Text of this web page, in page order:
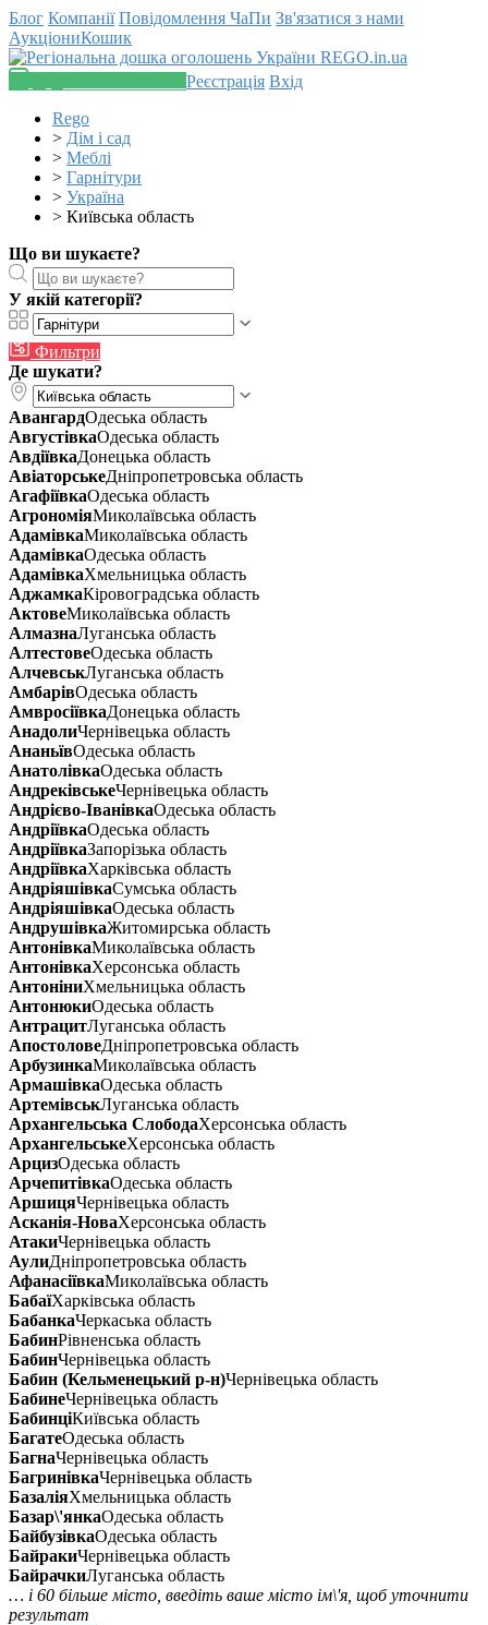
Блог Компанії Повідомлення ЧаПи Зв'язатися з нами
АукціониКошик
Реєстрація Вхід
Rego
> Дім і сад
> Меблі
> Гарнітури
> Україна
> Київська область
Що ви шукаєте?
У якій категорії?
Фильтри
Де шукати?
АвангардОдеська область
АвгустівкаОдеська область
АвдіївкаДонецька область
АвіаторськеДніпропетровська область
АгафіївкаОдеська область
АгрономіяМиколаївська область
АдамівкаМиколаївська область
АдамівкаОдеська область
АдамівкаХмельницька область
АджамкаКіровоградська область
АктовеМиколаївська область
АлмазнаЛуганська область
АлтестовеОдеська область
АлчевськЛуганська область
АмбарівОдеська область
АмвросіївкаДонецька область
АнадолиЧернівецька область
АнаньївОдеська область
АнатолівкаОдеська область
АндреківськеЧернівецька область
Андрієво-ІванівкаОдеська область
АндріївкаОдеська область
АндріївкаЗапорізька область
АндріївкаХарківська область
АндріяшівкаСумська область
АндріяшівкаОдеська область
АндрушівкаЖитомирська область
АнтонівкаМиколаївська область
АнтонівкаХерсонська область
АнтоніниХмельницька область
АнтонюкиОдеська область
АнтрацитЛуганська область
АпостоловеДніпропетровська область
АрбузинкаМиколаївська область
АрмашівкаОдеська область
АртемівськЛуганська область
Архангельська СлободаХерсонська область
АрхангельськеХерсонська область
АрцизОдеська область
АрчепитівкаОдеська область
АршицяЧернівецька область
Асканія-НоваХерсонська область
АтакиЧернівецька область
АулиДніпропетровська область
АфанасіївкаМиколаївська область
БабаїХарківська область
БабанкаЧеркаська область
БабинРівненська область
БабинЧернівецька область
Бабин (Кельменецький р-н)Чернівецька область
БабинеЧернівецька область
БабинціКиївська область
БагатеОдеська область
БагнаЧернівецька область
БагринівкаЧернівецька область
БазаліяХмельницька область
Базар\'янкаОдеська область
БайбузівкаОдеська область
БайракиЧернівецька область
БайрачкиЛуганська область
… і 60 більше місто, введіть ваше місто ім\'я, щоб уточнити
результат